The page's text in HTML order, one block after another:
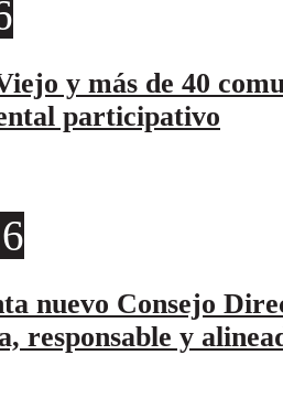
y más de 40
participativo
nuevo Consejo
responsable y